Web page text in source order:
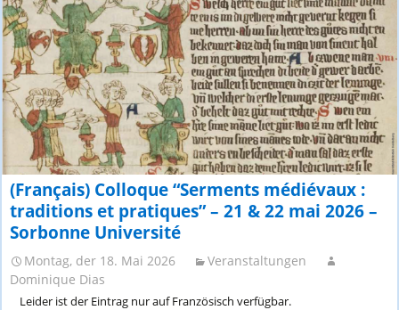
(Français) Colloque “Serments médiévaux :
traditions et pratiques” – 21 & 22 mai 2026 –
Sorbonne Université
Montag, der 18. Mai 2026
Veranstaltungen
Dominique Dias
Leider ist der Eintrag nur auf Französisch verfügbar.